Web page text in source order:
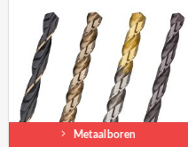
Metaalboren